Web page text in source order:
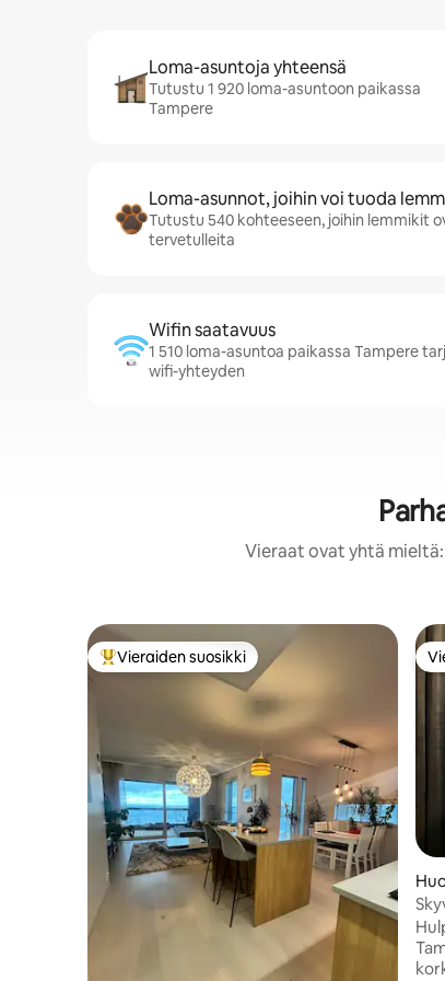
Loma-asuntoja yhteensä
Tutustu 1 920 loma-asuntoon paikassa
Tampere
Loma-asunnot, joihin voi tuoda
Tutustu 540 kohteeseen, joihin lemmikit
tervetulleita
Wifin saatavuus
1 510 loma-asuntoa paikassa Tampere
wifi-yhteyden
Vieraat ovat yhtä
Vieraiden suosikkien parhaimmistoa
Vieraiden suosikki